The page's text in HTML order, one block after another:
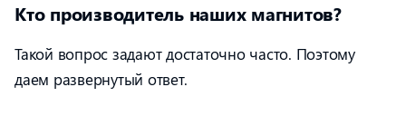
Кто производитель наших магнитов?
Такой вопрос задают достаточно часто. Поэтому
даем развернутый ответ.